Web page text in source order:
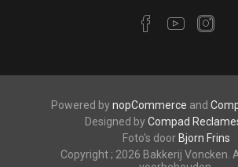
Powered bynopCommerce and
Designed byCompad
Foto's doorBjorn Frins
Copyright ; 2026 Bakkerij Voncken.